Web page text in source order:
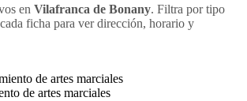
en Vilafranca de Bonany. Filtra por tipo
ficha para ver dirección, horario y
de artes marciales